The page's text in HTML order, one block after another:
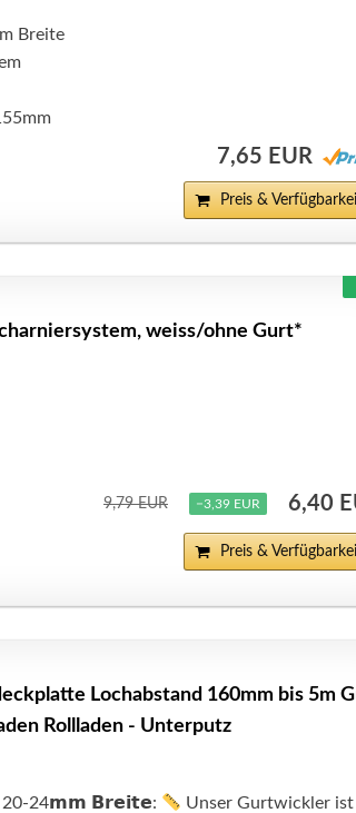
Breite
7,65 EUR
Preis &
weiss/ohne Gurt*
9,79 EUR −3,39 EUR 6,40
Preis &
Lochabstand 160mm bis 5m
Rollladen - Unterputz
24𝗺𝗺 𝗕𝗿𝗲𝗶𝘁𝗲:
Unser Gurtwickler